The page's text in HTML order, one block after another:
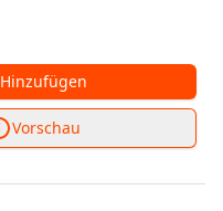
Hinzufügen
Vorschau